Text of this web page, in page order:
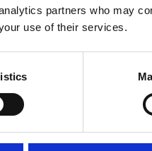
partners who may
use of their services.